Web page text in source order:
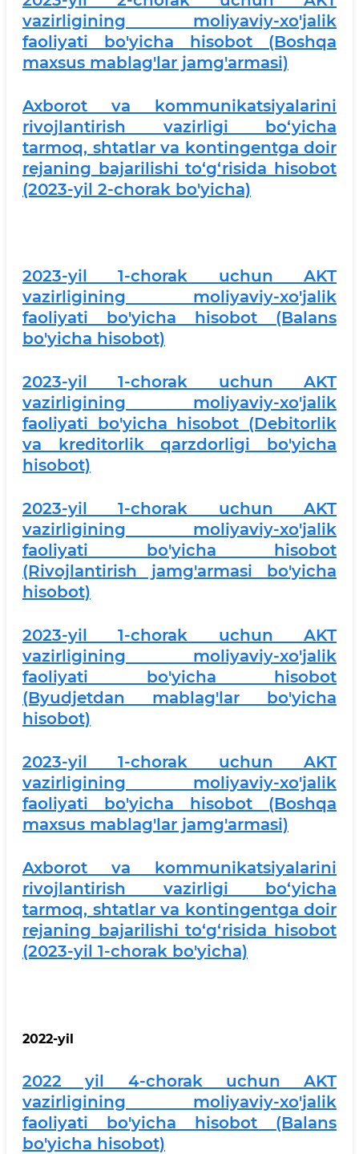
vazirligining moliyaviy-xo'jalik
faoliyati bo'yicha hisobot (Boshqa
maxsus mablag'lar jamg'armasi)
Axborot va kommunikatsiyalarini
rivojlantirish vazirligi bo‘yicha
tarmoq, shtatlar va kontingentga doir
rejaning bajarilishi to‘g‘risida hisobot
(2023-yil 2-chorak bo'yicha)
2023-yil 1-chorak uchun AKT
vazirligining moliyaviy-xo'jalik
faoliyati bo'yicha hisobot (Balans
bo'yicha hisobot)
2023-yil 1-chorak uchun AKT
vazirligining moliyaviy-xo'jalik
faoliyati bo'yicha hisobot (Debitorlik
va kreditorlik qarzdorligi bo'yicha
hisobot)
2023-yil 1-chorak uchun AKT
vazirligining moliyaviy-xo'jalik
faoliyati bo'yicha hisobot
(Rivojlantirish jamg'armasi bo'yicha
hisobot)
2023-yil 1-chorak uchun AKT
vazirligining moliyaviy-xo'jalik
faoliyati bo'yicha hisobot
(Byudjetdan mablag'lar bo'yicha
hisobot)
2023-yil 1-chorak uchun AKT
vazirligining moliyaviy-xo'jalik
faoliyati bo'yicha hisobot (Boshqa
maxsus mablag'lar jamg'armasi)
Axborot va kommunikatsiyalarini
rivojlantirish vazirligi bo‘yicha
tarmoq, shtatlar va kontingentga doir
rejaning bajarilishi to‘g‘risida hisobot
(2023-yil 1-chorak bo'yicha)
2022-yil
2022 yil 4-chorak uchun AKT
vazirligining moliyaviy-xo'jalik
faoliyati bo'yicha hisobot (Balans
bo'yicha hisobot)